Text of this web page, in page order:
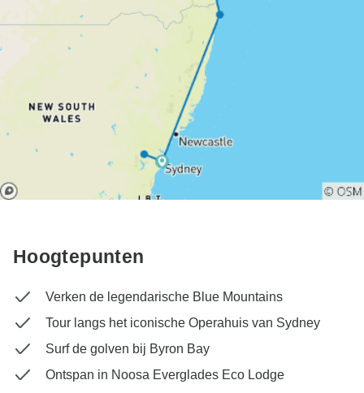
Hoogtepunten
Verken de legendarische Blue Mountains
Tour langs het iconische Operahuis van Sydney
Surf de golven bij Byron Bay
Ontspan in Noosa Everglades Eco Lodge